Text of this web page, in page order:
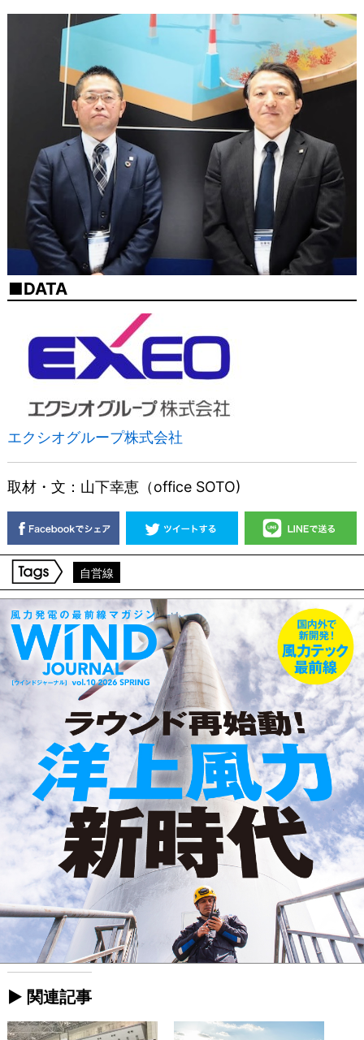
DATA
エクシオグループ株式会社
取材・文：山下幸恵（office SOTO)
自営線
► 関連記事